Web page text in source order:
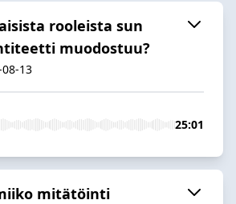
rooleista sun
muodostuu?
13
25:01
mitätöinti